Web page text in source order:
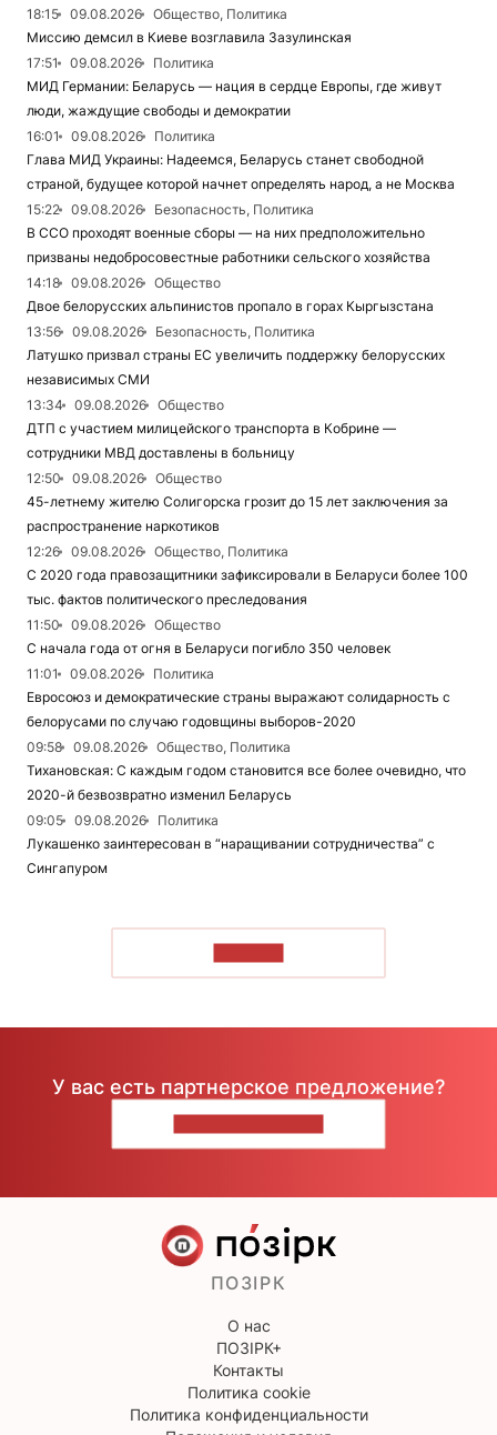
18:15
09.08.2026
Общество, Политика
Миссию демсил в Киеве возглавила Зазулинская
17:51
09.08.2026
Политика
МИД Германии: Беларусь — нация в сердце Европы, где живут
люди, жаждущие свободы и демократии
16:01
09.08.2026
Политика
Глава МИД Украины: Надеемся, Беларусь станет свободной
страной, будущее которой начнет определять народ, а не Москва
15:22
09.08.2026
Безопасность, Политика
В ССО проходят военные сборы — на них предположительно
призваны недобросовестные работники сельского хозяйства
14:18
09.08.2026
Общество
Двое белорусских альпинистов пропало в горах Кыргызстана
13:56
09.08.2026
Безопасность, Политика
Латушко призвал страны ЕС увеличить поддержку белорусских
независимых СМИ
13:34
09.08.2026
Общество
ДТП с участием милицейского транспорта в Кобрине —
сотрудники МВД доставлены в больницу
12:50
09.08.2026
Общество
45-летнему жителю Солигорска грозит до 15 лет заключения за
распространение наркотиков
12:26
09.08.2026
Общество, Политика
С 2020 года правозащитники зафиксировали в Беларуси более 100
тыс. фактов политического преследования
11:50
09.08.2026
Общество
С начала года от огня в Беларуси погибло 350 человек
11:01
09.08.2026
Политика
Евросоюз и демократические страны выражают солидарность с
белорусами по случаю годовщины выборов-2020
09:58
09.08.2026
Общество, Политика
Тихановская: С каждым годом становится все более очевидно, что
2020-й безвозвратно изменил Беларусь
09:05
09.08.2026
Политика
Лукашенко заинтересован в “наращивании сотрудничества” с
Сингапуром
У вас есть партнерское предложение?
ПОЗІРК
О нас
ПОЗІРК+
Контакты
Политика cookie
Политика конфиденциальности